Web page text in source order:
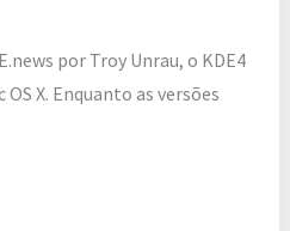
por Troy Unrau, o KDE4
X. Enquanto as versões